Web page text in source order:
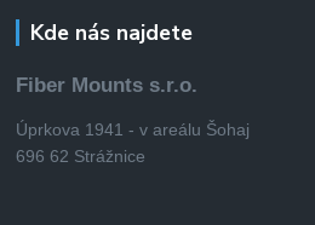
Kde nás najdete
Fiber Mounts s.r.o.
Úprkova 1941 - v areálu Šohaj
696 62 Strážnice